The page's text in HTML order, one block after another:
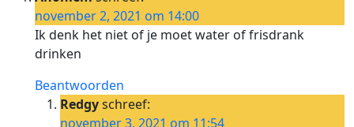
november 2, 2021 om 14:00
Ik denk het niet of je moet water of frisdrank
drinken
Beantwoorden
Redgyschreef:
november 3, 2021 om 11:54